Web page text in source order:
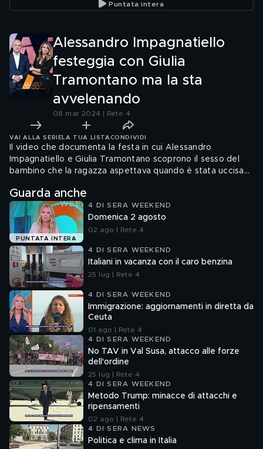
avvelenando
Puntata intera
Alessandro Impagnatiello
festeggia con Giulia
Tramontano ma la sta
avvelenando
08 mar 2024 | Rete 4
VAI ALLA SERIE LA TUA LISTA CONDIVIDI
Il video che documenta la festa in cui Alessandro
Impagnatiello e Giulia Tramontano scoprono il sesso del
bambino che la ragazza aspettava quando è stata uccisa
Guarda anche
PUNTATA INTERA
4 DI SERA WEEKEND
Domenica 2 agosto
02 ago | Rete 4
4 DI SERA WEEKEND
Italiani in vacanza con il caro benzina
25 lug | Rete 4
4 DI SERA WEEKEND
Immigrazione: aggiornamenti in diretta da
Ceuta
01 ago | Rete 4
4 DI SERA WEEKEND
No TAV in Val Susa, attacco alle forze
dell'ordine
25 lug | Rete 4
4 DI SERA WEEKEND
Metodo Trump: minacce di attacchi e
ripensamenti
02 ago | Rete 4
4 DI SERA NEWS
Politica e clima in Italia